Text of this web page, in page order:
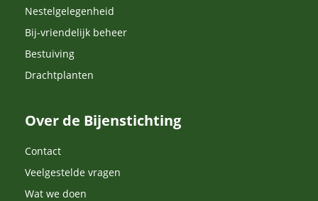
Nestelgelegenheid
Bij-vriendelijk beheer
Bestuiving
Drachtplanten
Over de Bijenstichting
Contact
Veelgestelde vragen
Wat we doen